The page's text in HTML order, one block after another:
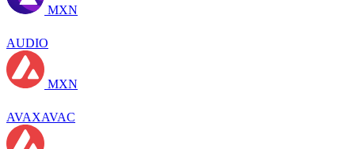
MXN
AUDIO
MXN
AVAXAVAC